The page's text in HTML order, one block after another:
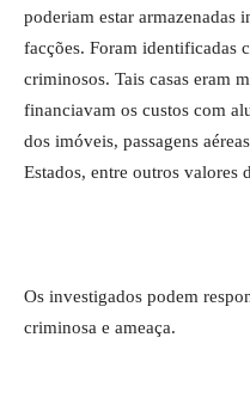
poderiam estar armazenadas
facções. Foram identificadas
criminosos. Tais casas eram
financiavam os custos com
dos imóveis, passagens
Estados, entre outros valores
Os investigados podem
criminosa e ameaça.